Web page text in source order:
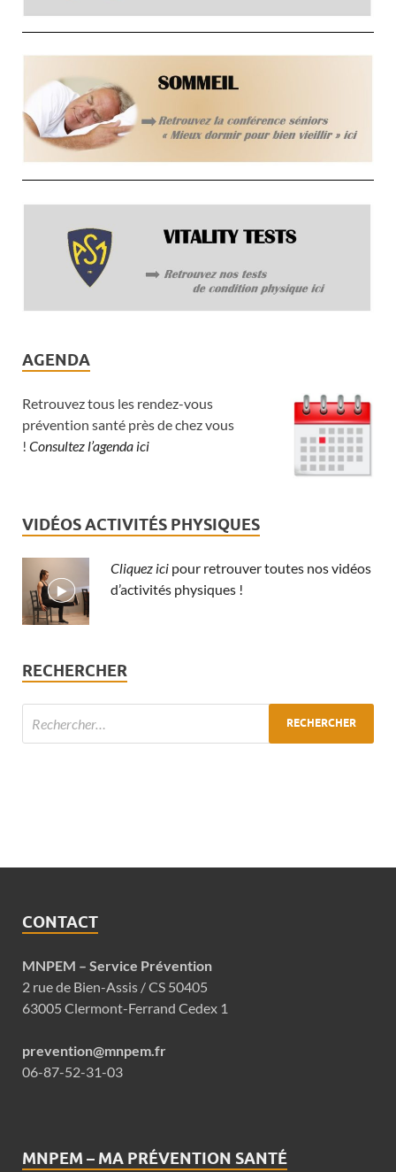
AGENDA
Retrouvez tous les rendez-vous
prévention santé près de chez vous
! Consultez l’agenda ici
VIDÉOS ACTIVITÉS PHYSIQUES
Cliquez ici pour retrouver toutes nos vidéos
d’activités physiques !
RECHERCHER
CONTACT
MNPEM – Service Prévention
2 rue de Bien-Assis / CS 50405
63005 Clermont-Ferrand Cedex 1
prevention@mnpem.fr
06-87-52-31-03
MNPEM – MA PRÉVENTION SANTÉ